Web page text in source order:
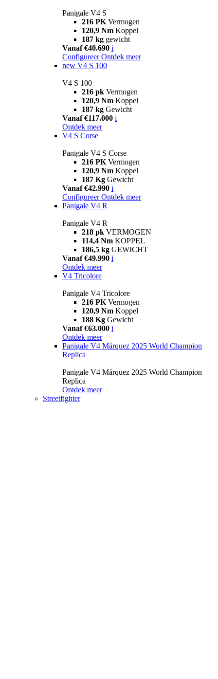
Panigale V4 S
216 PK Vermogen
120,9 Nm Koppel
187 kg gewicht
Vanaf €40.690 i
Configureer Ontdek meer
new V4 S 100
V4 S 100
216 pk Vermogen
120,9 Nm Koppel
187 kg Gewicht
Vanaf €117.000 i
Ontdek meer
V4 S Corse
Panigale V4 S Corse
216 PK Vermogen
120,9 Nm Koppel
187 Kg Gewicht
Vanaf €42.990 i
Configureer Ontdek meer
Panigale V4 R
Panigale V4 R
218 pk VERMOGEN
114,4 Nm KOPPEL
186,5 kg GEWICHT
Vanaf €49.990 i
Ontdek meer
V4 Tricolore
Panigale V4 Tricolore
216 PK Vermogen
120,9 Nm Koppel
188 Kg Gewicht
Vanaf €63.000 i
Ontdek meer
Panigale V4 Márquez 2025 World Champion
Replica
Panigale V4 Márquez 2025 World Champion
Replica
Ontdek meer
Streetfighter